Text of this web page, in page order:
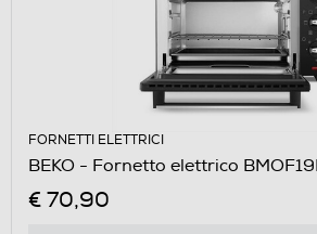
FORNETTI ELETTRICI
BEKO - Fornetto elettrico
€ 70,90